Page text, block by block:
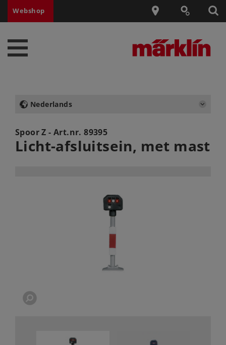
Webshop
Nederlands
Spoor Z - Art.nr.89395
Licht-afsluitsein, met mast